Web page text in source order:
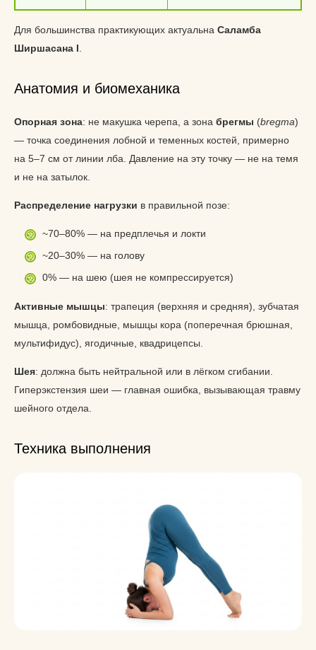
Для большинства практикующих актуальна Саламба
Ширшасана I.
Анатомия и биомеханика
Опорная зона: не макушка черепа, а зона брегмы (bregma)
— точка соединения лобной и теменных костей, примерно
на 5–7 см от линии лба. Давление на эту точку — не на темя
и не на затылок.
Распределение нагрузки в правильной позе:
~70–80% — на предплечья и локти
~20–30% — на голову
0% — на шею (шея не компрессируется)
Активные мышцы: трапеция (верхняя и средняя), зубчатая
мышца, ромбовидные, мышцы кора (поперечная брюшная,
мультифидус), ягодичные, квадрицепсы.
Шея: должна быть нейтральной или в лёгком сгибании.
Гиперэкстензия шеи — главная ошибка, вызывающая травму
шейного отдела.
Техника выполнения